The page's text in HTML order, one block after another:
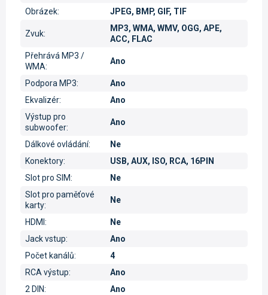
Obrázek: JPEG, BMP, GIF, TIF
Zvuk:
MP3, WMA, WMV, OGG, APE,
ACC, FLAC
Přehrává MP3 /
WMA:
Ano
Podpora MP3:
Ano
Ekvalizér:
Ano
Výstup pro
subwoofer:
Ano
Dálkové ovládání:
Ne
Konektory:
USB, AUX, ISO, RCA, 16PIN
Slot pro SIM:
Ne
Slot pro paměťové
karty:
Ne
HDMI :
Ne
Jack vstup:
Ano
Počet kanálů:
4
RCA výstup:
Ano
2 DIN:
Ano